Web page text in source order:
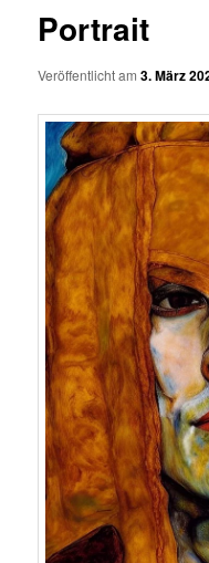
Portrait
Veröffentlicht am3. März